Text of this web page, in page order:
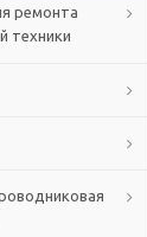
ремонта
техники